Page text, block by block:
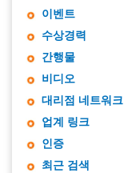
이벤트
수상경력
간행물
비디오
대리점 네트워크
업계 링크
인증
최근 검색